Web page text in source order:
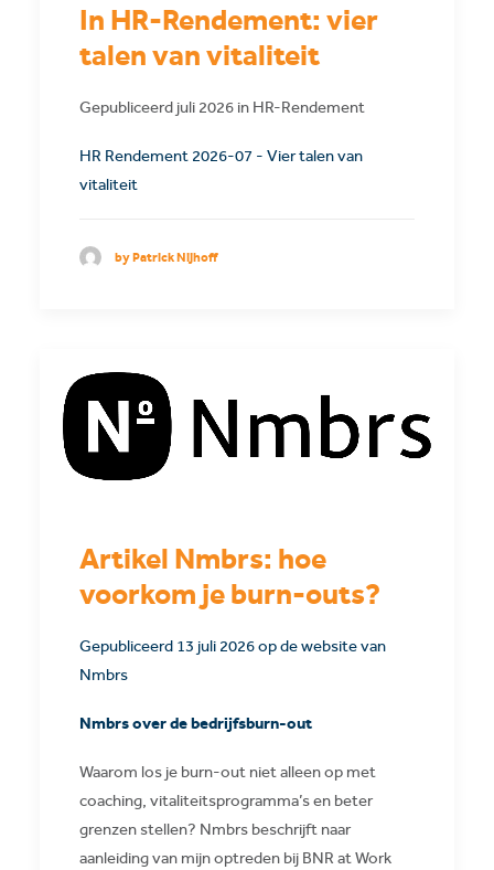
In HR-Rendement: vier
talen van vitaliteit
Gepubliceerd juli 2026 in HR-Rendement
HR Rendement 2026-07 - Vier talen van
vitaliteit
by Patrick Nijhoff
Artikel Nmbrs: hoe
voorkom je burn-outs?
Gepubliceerd 13 juli 2026 op de website van
Nmbrs
Nmbrs over de bedrijfsburn-out
Waarom los je burn-out niet alleen op met
coaching, vitaliteitsprogramma’s en beter
grenzen stellen? Nmbrs beschrijft naar
aanleiding van mijn optreden bij BNR at Work